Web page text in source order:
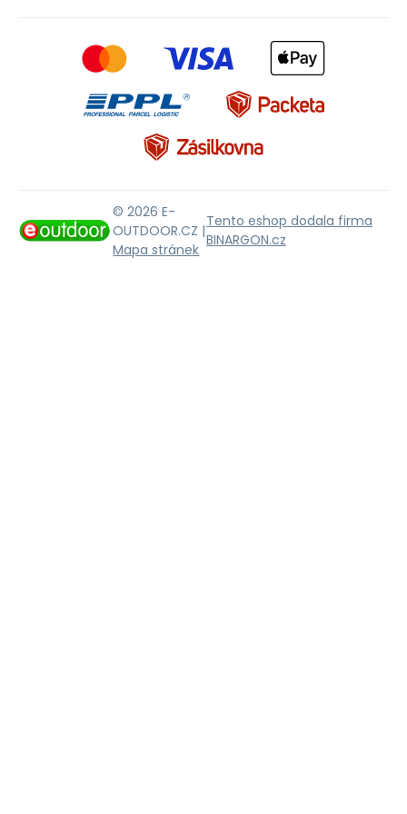
© 2026 E-
OUTDOOR.CZ |
Mapa stránek
Tento eshop dodala firma
BINARGON.cz